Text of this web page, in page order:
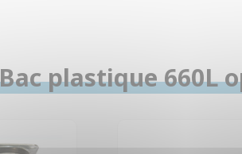
plastique 660L